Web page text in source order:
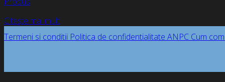
Citește mai mult
Termeni si conditii Politica de confidentialitate ANPC Cum